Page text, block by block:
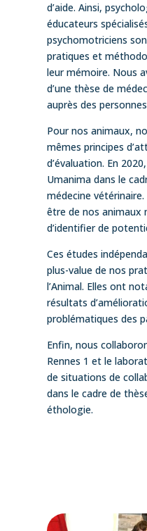
d’aide. Ainsi,
éducateurs
psychomotriciens
pratiques et
leur mémoire. Nous
d’une thèse de
auprès des
Pour nos animaux,
mêmes principes
d’évaluation. En
Umanima dans le
médecine
être de nos animaux
d’identifier de
Ces études
plus-value de nos
l’Animal. Elles ont
résultats
problématiques des
Enfin, nous
Rennes 1 et le
de situations de
dans le cadre de
éthologie.